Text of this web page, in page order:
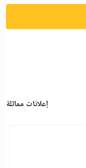
إعلانات مماثلة